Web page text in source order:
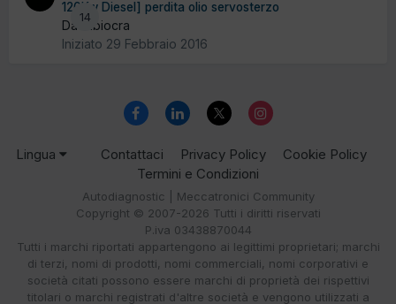
14
120Kw Diesel] perdita olio servosterzo
Da fabiocra
Iniziato 29 Febbraio 2016
Lingua Contattaci Privacy Policy
Cookie Policy
Termini e Condizioni
Autodiagnostic | Meccatronici Community
Copyright © 2007-2026 Tutti i diritti riservati
P.iva 03438870044
Tutti i marchi riportati appartengono ai legittimi proprietari; marchi
di terzi, nomi di prodotti, nomi commerciali, nomi corporativi e
società citati possono essere marchi di proprietà dei rispettivi
titolari o marchi registrati d'altre società e vengono utilizzati a